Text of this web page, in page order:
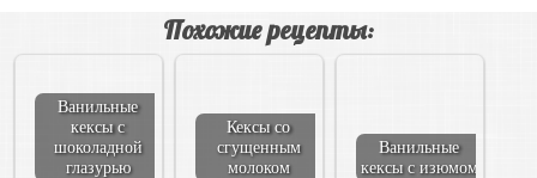
Похожие рецепты:
Ванильные
кексы с
шоколадной
глазурью
Кексы со
сгущенным
молоком
Ванильные
кексы с изюмом